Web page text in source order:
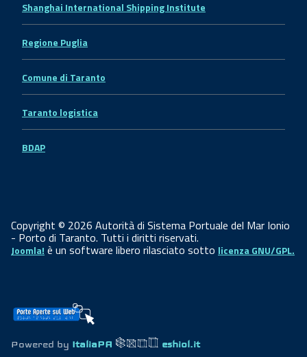
Shanghai International Shipping Institute
Regione Puglia
Comune di Taranto
Taranto logistica
BDAP
Copyright © 2026 Autorità di Sistema Portuale del Mar Ionio
- Porto di Taranto. Tutti i diritti riservati.
Joomla! è un software libero rilasciato sotto licenza GNU/GPL.
Powered by ItaliaPA eshiol.it